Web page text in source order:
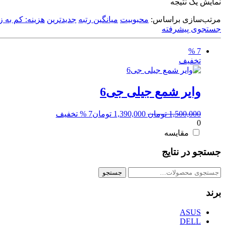
مرتب‌سازی براساس: محبوبیت میانگین رتبه جدیدترین هزینه: کم به
جستجوی پیشرفته
7 %
تخفیف
وایر شمع جیلی جی6
1,500,000 تومان قیمت
1,390,000 تومان7 % تخفیف
0
مقایسه
جستجو در نتایج
جستجو
جستجو
برند
ASUS
DELL